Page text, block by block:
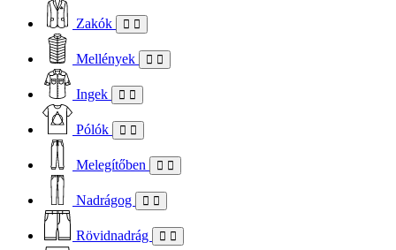
Zakók
Mellények
Ingek
Pólók
Melegítőben
Nadrágog
Rövidnadrág